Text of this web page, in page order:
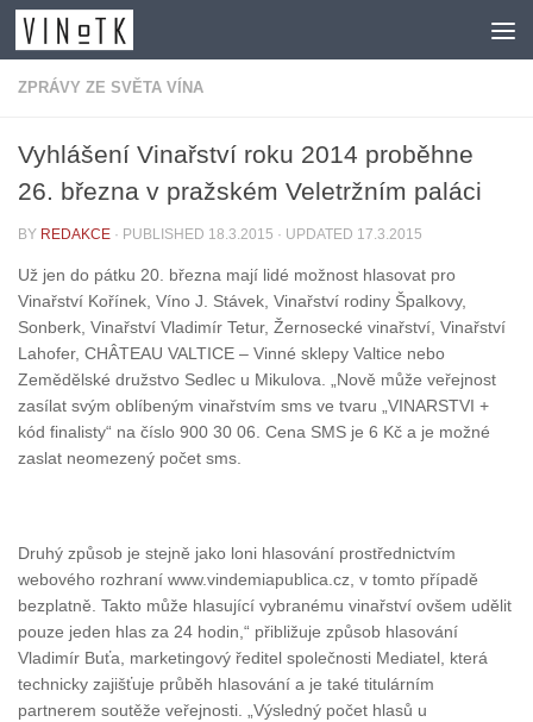
Skip to content
ZPRÁVY ZE SVĚTA VÍNA
Vyhlášení Vinařství roku 2014 proběhne
26. března v pražském Veletržním paláci
BY REDAKCE · PUBLISHED 18.3.2015 · UPDATED 17.3.2015
Už jen do pátku 20. března mají lidé možnost hlasovat pro
Vinařství Kořínek, Víno J. Stávek, Vinařství rodiny Špalkovy,
Sonberk, Vinařství Vladimír Tetur, Žernosecké vinařství, Vinařství
Lahofer, CHÂTEAU VALTICE – Vinné sklepy Valtice nebo
Zemědělské družstvo Sedlec u Mikulova. „Nově může veřejnost
zasílat svým oblíbeným vinařstvím sms ve tvaru „VINARSTVI +
kód finalisty“ na číslo 900 30 06. Cena SMS je 6 Kč a je možné
zaslat neomezený počet sms.
Druhý způsob je stejně jako loni hlasování prostřednictvím
webového rozhraní www.vindemiapublica.cz, v tomto případě
bezplatně. Takto může hlasující vybranému vinařství ovšem udělit
pouze jeden hlas za 24 hodin,“ přibližuje způsob hlasování
Vladimír Buťa, marketingový ředitel společnosti Mediatel, která
technicky zajišťuje průběh hlasování a je také titulárním
partnerem soutěže veřejnosti. „Výsledný počet hlasů u